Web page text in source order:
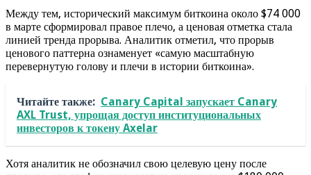
Между тем, исторический максимум биткоина около $74 000
в марте сформировал правое плечо, а ценовая отметка стала
линией тренда прорыва. Аналитик отметил, что прорыв
ценового паттерна ознаменует «самую масштабную
перевернутую голову и плечи в истории биткоина».
Читайте также: Canary Capital запускает Canary
AXL Trust, упрощая доступ институциональных
инвесторов к токену Axelar
Хотя аналитик не обозначил свою целевую цену после